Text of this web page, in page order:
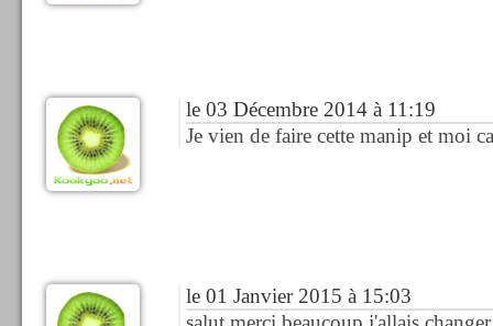
le 03 Décembre 2014 à 11:19
Je vien de faire cette manip et moi
le 01 Janvier 2015 à 15:03